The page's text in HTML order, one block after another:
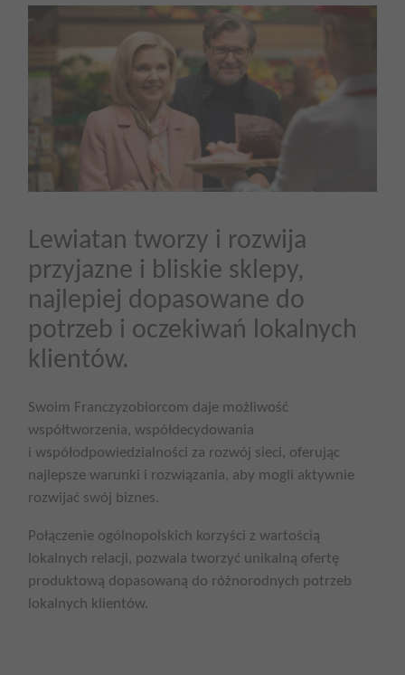
Lewiatan tworzy i rozwija
przyjazne i bliskie sklepy,
najlepiej dopasowane do
potrzeb i oczekiwań lokalnych
klientów.
Swoim Franczyzobiorcom daje możliwość
współtworzenia, współdecydowania
i współodpowiedzialności za rozwój sieci, oferując
najlepsze warunki i rozwiązania, aby mogli aktywnie
rozwijać swój biznes.
Połączenie ogólnopolskich korzyści z wartością
lokalnych relacji, pozwala tworzyć unikalną ofertę
produktową dopasowaną do różnorodnych potrzeb
lokalnych klientów.